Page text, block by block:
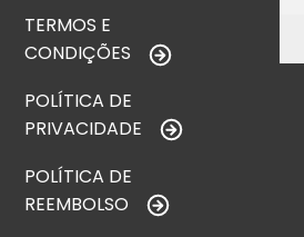
TERMOS E
CONDIÇÕES
POLÍTICA DE
PRIVACIDADE
POLÍTICA DE
REEMBOLSO